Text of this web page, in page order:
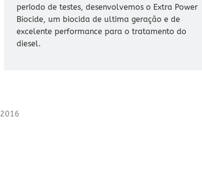
período de testes, desenvolvemos o Extra Power
Biocide, um biocida de ultima geração e de
excelente performance para o tratamento do
diesel.
2016